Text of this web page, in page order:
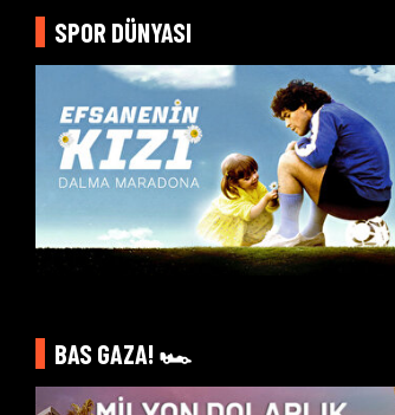
SPOR DÜNYASI
BAS GAZA! 🏎